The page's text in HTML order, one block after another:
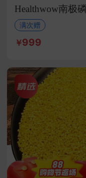
Healthwow南极
贵组
满次赠
999